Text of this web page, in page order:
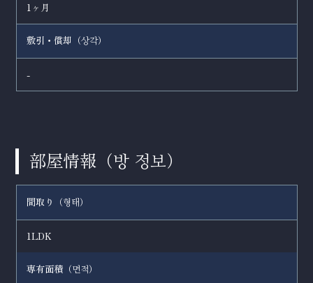
1ヶ月
敷引・償却（상각）
-
部屋情報（방 정보）
間取り（형태 ）
1LDK
専有面積（면적）